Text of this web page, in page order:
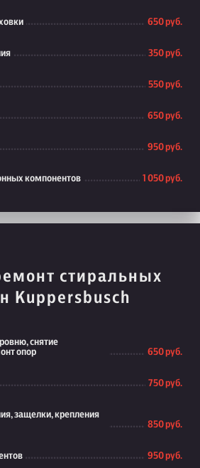
650 руб.
350 руб.
550 руб.
650 руб.
950 руб.
компонентов 1 050 руб.
стиральных
Kuppersbusch
снятие
опор
650 руб.
750 руб.
защелки, крепления
850 руб.
950 руб.